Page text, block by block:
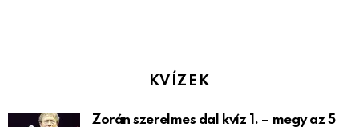
KVÍZEK
Zorán szerelmes dal kvíz 1. – megy az 5